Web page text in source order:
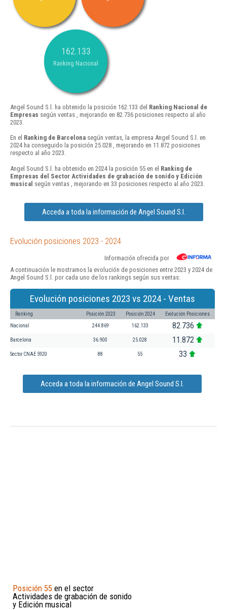
162.133
Ranking Nacional
Angel Sound S.l. ha obtenido la posición 162.133 del Ranking Nacional de
Empresas según ventas , mejorando en 82.736 posiciones respecto al año
2023.
En el Ranking de Barcelona según ventas, la empresa Angel Sound S.l. en
2024 ha conseguido la posición 25.028 , mejorando en 11.872 posiciones
respecto al año 2023.
Angel Sound S.l. ha obtenido en 2024 la posición 55 en el Ranking de
Empresas del Sector Actividades de grabación de sonido y Edición
musical según ventas , mejorando en 33 posiciones respecto al año 2023.
Acceda a toda la información de Angel Sound S.l.
Evolución posiciones 2023 - 2024
Información ofrecida por
A continuación le mostramos la evolución de posiciones entre 2023 y 2024 de
Angel Sound S.l. por cada uno de los rankings según sus ventas:
Evolución posiciones 2023 vs 2024 - Ventas
Ranking Posición 2023 Posición 2024 Evolución Posiciones
Nacional 244.869 162.133 82.736
Barcelona 36.900 25.028 11.872
Sector CNAE 5920 88 55 33
Acceda a toda la información de Angel Sound S.l.
Posición 55 en el sector
Actividades de grabación de sonido
y Edición musical